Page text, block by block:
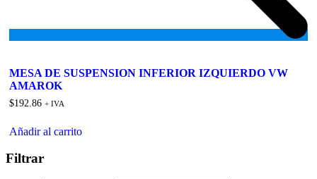
to
wishlist
MESA DE SUSPENSION INFERIOR IZQUIERDO VW
AMAROK
$192.86 + IVA
Añadir al carrito
Filtrar